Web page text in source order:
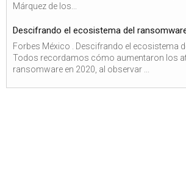
Márquez de los...
Descifrando el ecosistema del
Forbes México . Descifrando el ecosistema
Todos recordamos cómo aumentaron los
ransomware en 2020, al observar ...